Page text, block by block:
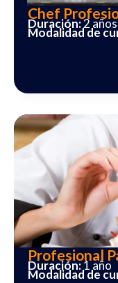
Chef
Duración:2 años
Modalidad de
Profesional
Duración:1 año
Modalidad de